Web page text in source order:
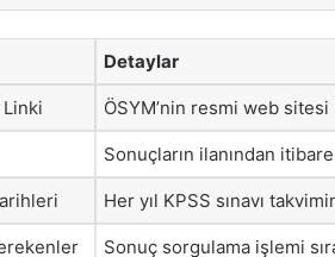
Detaylar
ÖSYM’nin resmi web
Sonuçların ilanından
Her yıl KPSS sınavı
Sonuç sorgulama işlemi